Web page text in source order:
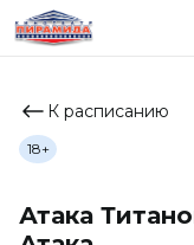
К расписанию
Атака
18+